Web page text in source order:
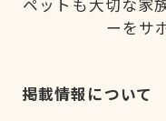
ペットも大切な家
ーをサ
掲載情報について